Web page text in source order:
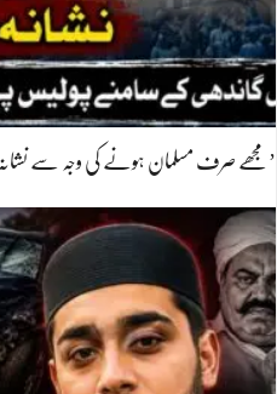
’مجھے صرف مسلمان ہونے کی وجہ سے نشانہ بنایا گیا‘! 20